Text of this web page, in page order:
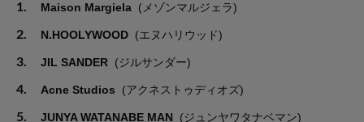
1. Maison Margiela (メゾンマルジェラ)
2. N.HOOLYWOOD (エヌハリウッド)
3. JIL SANDER (ジルサンダー)
4. Acne Studios (アクネストゥディオズ)
5. JUNYA WATANABE MAN (ジュンヤワタナベマン)